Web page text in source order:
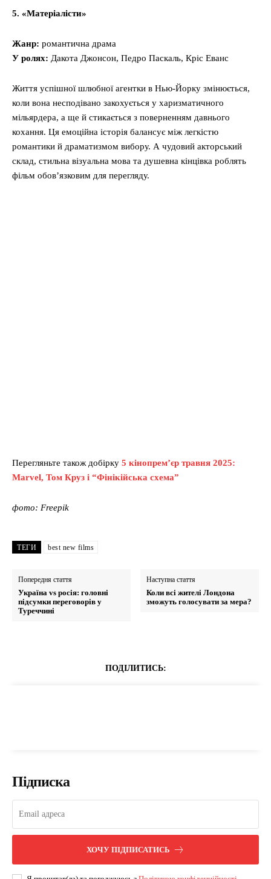
5. «Матеріалісти»
Жанр: романтична драма
У ролях: Дакота Джонсон, Педро Паскаль, Кріс Еванс
Життя успішної шлюбної агентки в Нью-Йорку змінюється,
коли вона несподівано закохується у харизматичного
мільярдера, а ще й стикається з поверненням давнього
кохання. Ця емоційна історія балансує між легкістю
романтики й драматизмом вибору. А чудовий акторський
склад, стильна візуальна мова та душевна кінцівка роблять
фільм обов’язковим для перегляду.
Перегляньте також добірку 5 кінопрем’єр травня 2025:
Marvel, Том Круз і “Фінікійська схема”
фото: Freepik
ТЕГИ best new films
Попередня стаття
Україна vs росія: головні
підсумки переговорів у
Туреччині
Наступна стаття
Коли всі жителі Лондона
зможуть голосувати за мера?
ПОДІЛИТИСЬ:
Підписка
ХОЧУ ПІДПИСАТИСЬ